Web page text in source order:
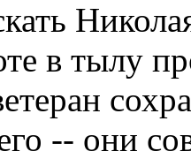
в тылу
-- они